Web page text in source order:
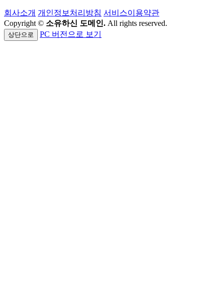
회사소개 개인정보처리방침 서비스이용약관
Copyright © 소유하신 도메인. All rights reserved.
상단으로 PC 버전으로 보기